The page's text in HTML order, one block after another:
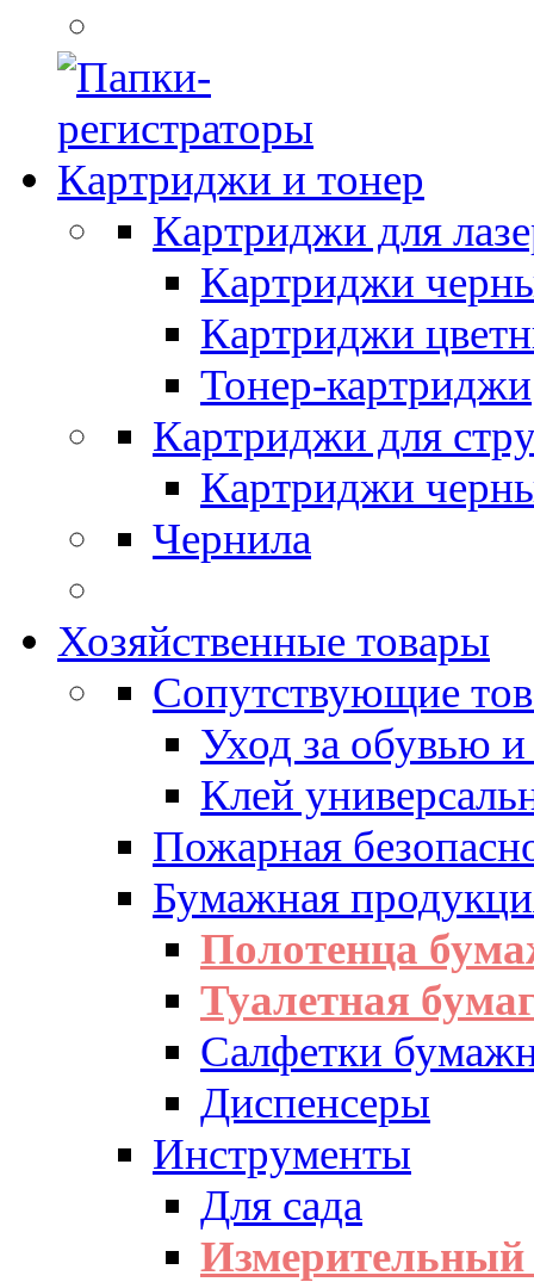
Картриджи и тонер
Картриджи для
Картриджи
Картриджи
Тонер-картриджи
Картриджи для
Картриджи
Чернила
Хозяйственные товары
Сопутствующие
Уход за обувью
Клей
Пожарная
Бумажная
Полотенца
Туалетная
Салфетки
Диспенсеры
Инструменты
Для сада
Измерительный